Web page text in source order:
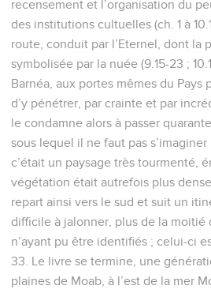
recensement et l’organisation du
des institutions cultuelles (ch. 1 à
route, conduit par l’Eternel, dont la
symbolisée par la nuée (9.15-23 ;
Barnéa, aux portes mêmes du Pays
d’y pénétrer, par crainte et par
le condamne alors à passer
sous lequel il ne faut pas
c’était un paysage très tourmenté,
végétation était autrefois plus dense
repart ainsi vers le sud et suit un
difficile à jalonner, plus de la moitié
n’ayant pu être identifiés ; celui-ci
33. Le livre se termine, une
plaines de Moab, à l’est de la mer